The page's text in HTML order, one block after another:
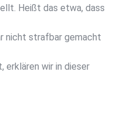
Heißt das etwa, dass
nicht strafbar gemacht
erklären wir in dieser